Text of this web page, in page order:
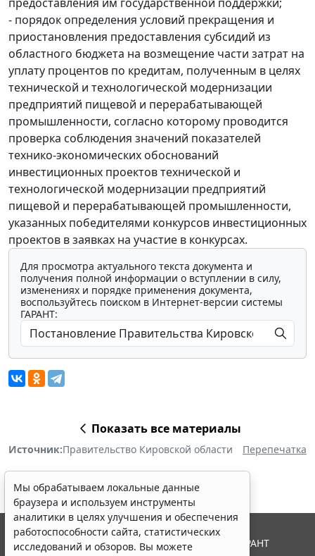
- порядок определения условий прекращения и
приостановления предоставления субсидий из
областного бюджета на возмещение части затрат на
уплату процентов по кредитам, полученным в целях
технической и технологической модернизации
предприятий пищевой и перерабатывающей
промышленности, согласно которому проводится
проверка соблюдения значений показателей
технико-экономических обоснований
инвестиционных проектов технической и
технологической модернизации предприятий
пищевой и перерабатывающей промышленности,
указанных победителями конкурсов инвестиционных
проектов в заявках на участие в конкурсах.
Для просмотра актуального текста документа и
получения полной информации о вступлении в силу,
изменениях и порядке применения документа,
воспользуйтесь поиском в Интернет-версии системы
ГАРАНТ:
Показать все материалы
Источник:Правительство Кировской области Перепечатка
Мы обрабатываем локальные данные
браузера и используем инструменты
аналитики в целях улучшения и обеспечения
работоспособности сайта, статистических
исследований и обзоров. Вы можете
© ООО "НПП "ГАРАНТ-СЕРВИС", 2026. Система ГАРАНТ